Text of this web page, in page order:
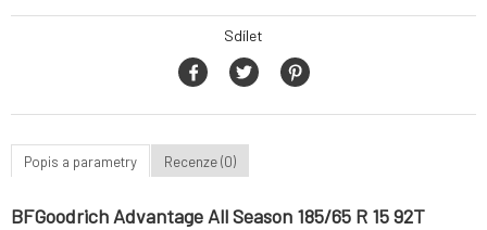
Sdílet
Popis a parametry Recenze (0)
BFGoodrich Advantage All Season 185/65 R 15 92T